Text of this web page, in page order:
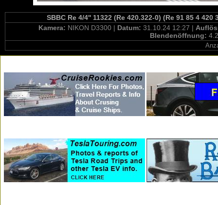
SBBC Re 4/4'' 11322 (Re 420.322-0) (Re 91 85 4
Kamera: NIKON D3300 | Datum: 31.10.24 12:27 |
Blendenöffnung: